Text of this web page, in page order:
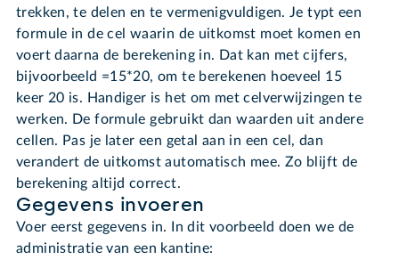
trekken, te delen en te vermenigvuldigen. Je typt een
formule in de cel waarin de uitkomst moet komen en
voert daarna de berekening in. Dat kan met cijfers,
bijvoorbeeld =15*20, om te berekenen hoeveel 15
keer 20 is. Handiger is het om met celverwijzingen te
werken. De formule gebruikt dan waarden uit andere
cellen. Pas je later een getal aan in een cel, dan
verandert de uitkomst automatisch mee. Zo blijft de
berekening altijd correct.
Gegevens invoeren
Voer eerst gegevens in. In dit voorbeeld doen we de
administratie van een kantine: